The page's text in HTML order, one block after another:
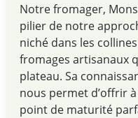
Notre fromager,
pilier de notre
niché dans les
fromages artisanaux
plateau. Sa
nous permet d’offrir
point de maturité